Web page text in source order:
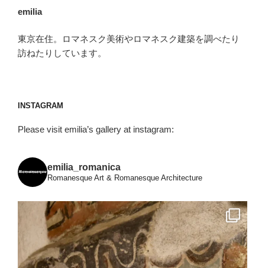
ョ
emilia
東京在住。ロマネスク美術やロマネスク建築を調べたり
訪ねたりしています。
INSTAGRAM
Please visit emilia’s gallery at instagram:
emilia_romanica
Romanesque Art & Romanesque Architecture